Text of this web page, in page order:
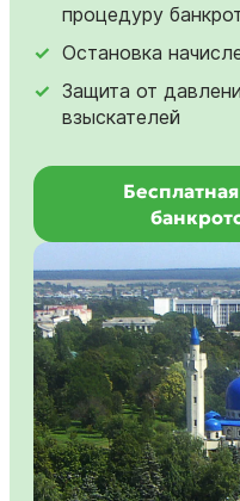
процедуру
Остановка
Защита от
взыскателей